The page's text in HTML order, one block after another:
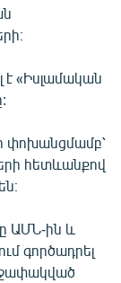
«Իսլամական
փոխանցմամբ՝
հետևանքով
ԱՄՆ-ին և
գործադրել